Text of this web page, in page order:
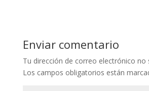
Enviar comentario
Tu dirección de correo electrónico no
Los campos obligatorios están